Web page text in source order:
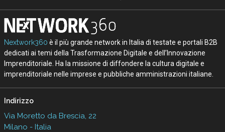
Nextwork360 è il più grande network in Italia di testate e portali B2B
dedicati ai temi della Trasformazione Digitale e dell’Innovazione
Imprenditoriale. Ha la missione di diffondere la cultura digitale e
imprenditoriale nelle imprese e pubbliche amministrazioni italiane.
Indirizzo
Via Moretto da Brescia, 22
Milano - Italia